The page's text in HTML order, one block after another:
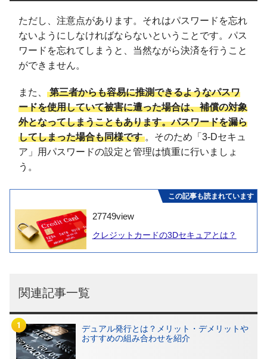
ただし、注意点があります。それはパスワードを忘れ
ないようにしなければならないということです。パス
ワードを忘れてしまうと、当然ながら決済を行うこと
ができません。
また、 第三者からも容易に推測できるようなパスワ
ードを使用していて被害に遭った場合は、補償の対象
外となってしまうこともあります。パスワードを漏ら
してしまった場合も同様です 。そのため「3-Dセキュ
ア」用パスワードの設定と管理は慎重に行いましょ
う。
この記事も読まれています
27749view
クレジットカードの3Dセキュアとは？
関連記事一覧
デュアル発行とは？メリット・デメリットや
おすすめの組み合わせを紹介